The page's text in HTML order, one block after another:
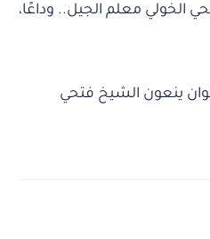
الخولي معلم الجيل.. وداعًا،
ينعون الشيخ فتحي